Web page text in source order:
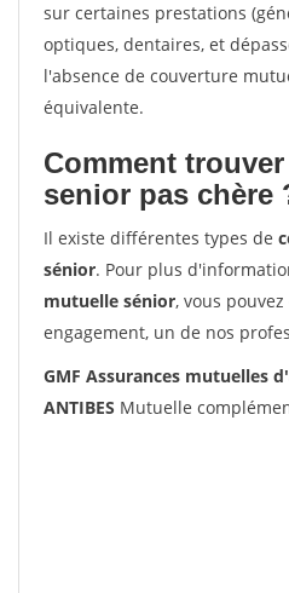
sur certaines prestations
optiques, dentaires, et
l'absence de couverture
équivalente.
Comment
senior pas chère
Il existe différentes types de
sénior. Pour plus
mutuelle sénior, vous
engagement, un de nos
GMF Assurances mutuelles
ANTIBES Mutuelle